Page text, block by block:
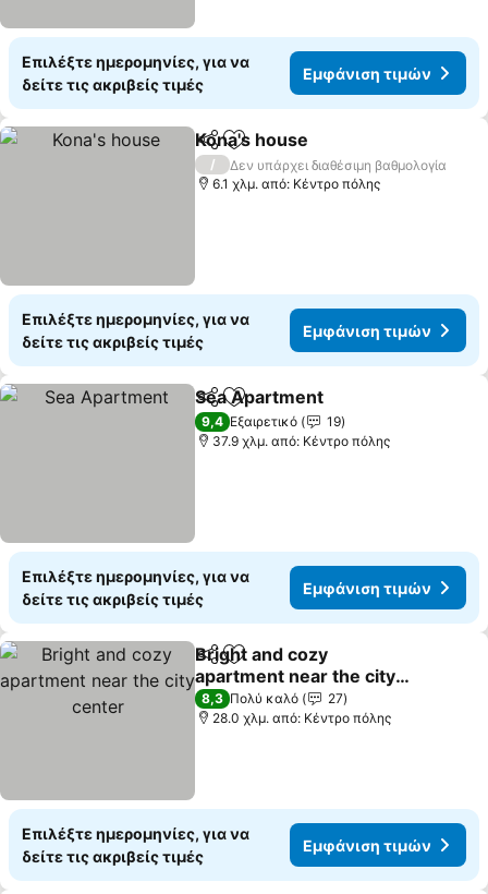
Επιλέξτε ημερομηνίες, για να
δείτε τις ακριβείς τιμές
Εμφάνιση τιμών
Κοινοποίηση
Προσθήκη στα αγαπημένα
Kona's house
/
Δεν υπάρχει διαθέσιμη βαθμολογία
6.1 χλμ. από: Κέντρο πόλης
Επιλέξτε ημερομηνίες, για να
δείτε τις ακριβείς τιμές
Εμφάνιση τιμών
Κοινοποίηση
Προσθήκη στα αγαπημένα
Sea Apartment
9,4 Εξαιρετικό
19
37.9 χλμ. από: Κέντρο πόλης
Επιλέξτε ημερομηνίες, για να
δείτε τις ακριβείς τιμές
Εμφάνιση τιμών
Κοινοποίηση
Προσθήκη στα αγαπημένα
Bright and cozy
apartment near the city
center
8,3 Πολύ καλό
27
28.0 χλμ. από: Κέντρο πόλης
Επιλέξτε ημερομηνίες, για να
δείτε τις ακριβείς τιμές
Εμφάνιση τιμών